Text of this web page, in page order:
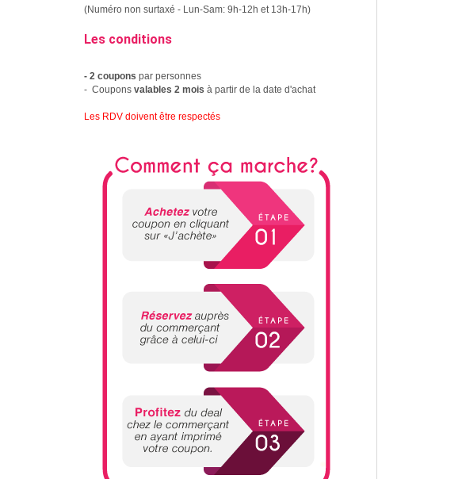
(Numéro non surtaxé - Lun-Sam: 9h-12h et 13h-17h)
Les conditions
- 2 coupons par personnes
- Coupons valables 2 mois à partir de la date d'achat
Les RDV doivent être respectés